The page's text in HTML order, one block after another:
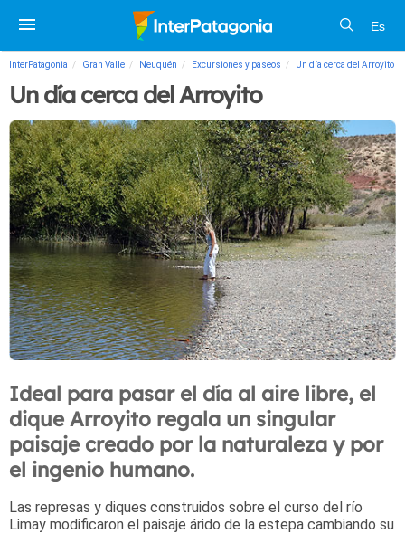
Es
InterPatagonia Gran Valle Neuquén Excursiones y paseos Un día cerca del Arroyito
Un día cerca del Arroyito
Ideal para pasar el día al aire libre, el
dique Arroyito regala un singular
paisaje creado por la naturaleza y por
el ingenio humano.
Las represas y diques construidos sobre el curso del río
Limay modificaron el paisaje árido de la estepa cambiando su